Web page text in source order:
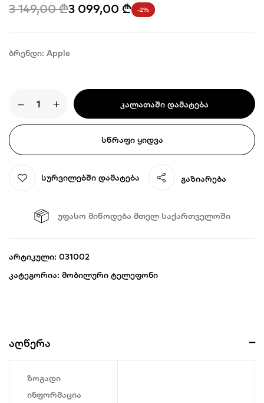
3 149,00₾
Original
149,00 ₾.
3 099,00 ₾
Current
099,00 ₾.
-2%
ბრენდი: Apple
Apple
17
(8GB/256GB)
Კალათაში Დამატება
Სწრაფი Ყიდვა
სურვილებში დამატება გაზიარება
უფასო მიწოდება მთელ საქართველოში
Არტიკული: 031002
Კატეგორია: Მობილური Ტელეფონი
Აღწერა
ზოგადი
ინფორმაცია